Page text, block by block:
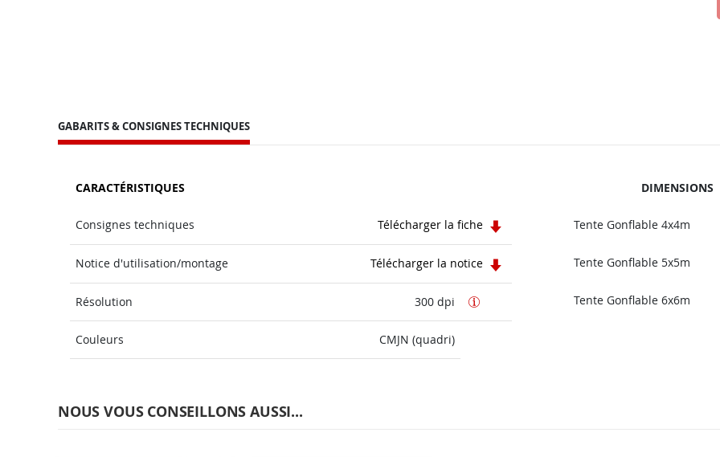
GABARITS & CONSIGNES TECHNIQUES
CARACTÉRISTIQUES
Consignes techniques Télécharger la fiche
Notice d'utilisation/montage Télécharger la notice
Résolution 300 dpi
Couleurs CMJN (quadri)
DIMENSIONS
Tente Gonflable 4x4m
Tente Gonflable 5x5m
Tente Gonflable 6x6m
NOUS VOUS CONSEILLONS AUSSI...